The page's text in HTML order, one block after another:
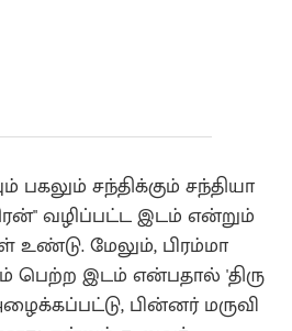
பகலும் சந்திக்கும் சந்தியா
வழிப்பட்ட இடம் என்றும்
மேலும், பிரம்மா
பெற்ற இடம் என்பதால் 'திரு
பின்னர் மருவி